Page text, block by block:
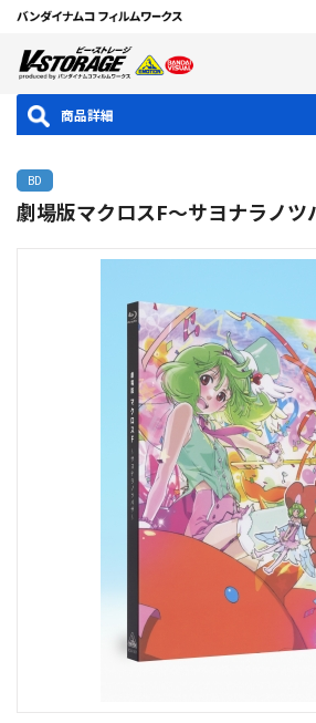
商品詳細
BD
劇場版マクロスF～サヨナラノツ